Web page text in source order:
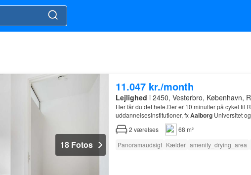
18 Fotos
11.047 kr./month
Lejlighed i 2450, Vesterbro, København,
Her får du det hele.Der er 10 minutter på cykel til
uddannelsesinstitutioner, fxAalborgUniversitet
2 værelses
68 m²
Panoramaudsigt Kælder amenity_drying_area